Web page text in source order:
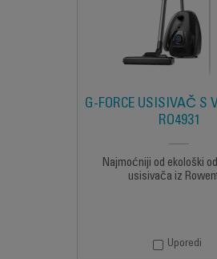
G-FORCE USISIVAČ S
RO4931
Najmoćniji od ekološki
usisivača iz
Uporedi